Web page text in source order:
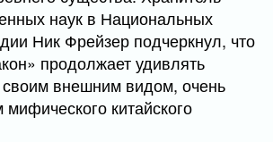
наук в Национальных
Ник Фрейзер подчеркнул, что
продолжает удивлять
своим внешним видом, очень
китайского